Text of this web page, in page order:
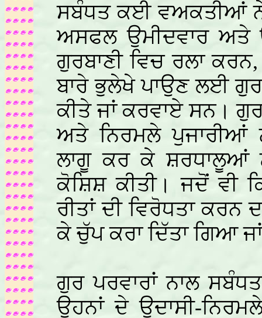
ਸਬੰਧਤ ਕਈ ਵਅਕਤੀਆਂ
ਅਸਫਲ ਉਮੀਦਵਾਰ ਅਤੇ
ਗੁਰਬਾਣੀ ਵਿਚ ਰਲਾ
ਬਾਰੇ ਭੁਲੇਖੇ ਪਾਉਣ ਲਈ
ਕੀਤੇ ਜਾਂ ਕਰਵਾਏ ਸਨ।
ਅਤੇ ਨਿਰਮਲੇ ਪੁਜਾਰੀਆਂ
ਲਾਗੂ ਕਰ ਕੇ ਸ਼ਰਧਾਲੂਆਂ
ਕੋਸ਼ਿਸ਼ ਕੀਤੀ। ਜਦੋਂ ਵੀ
ਰੀਤਾਂ ਦੀ ਵਿਰੋਧਤਾ ਕਰਨ
ਕੇ ਚੁੱਪ ਕਰਾ ਦਿੱਤਾ ਗਿਆ
ਗੁਰ ਪਰਵਾਰਾਂ ਨਾਲ
ਉਹਨਾਂ ਦੇ ਉਦਾਸੀ-